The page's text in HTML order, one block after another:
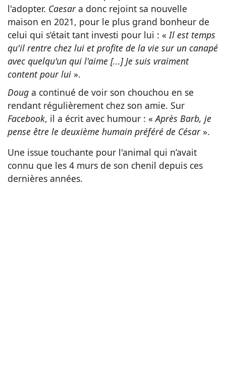
l'adopter. Caesara donc rejoint sa nouvelle
maison en 2021, pour le plus grand bonheur de
celui qui s’était tant investi pour lui : « Il est temps
qu'il rentre chez lui et profite de la vie sur un canapé
avec quelqu'un qui l'aime [...] Je suis vraiment
content pour lui ».
Doug a continué de voir son chouchou en se
rendant régulièrement chez son amie. Sur
Facebook, il a écrit avec humour : «Après Barb, je
pense être le deuxième humain préféré de César».
Une issue touchante pour l'animal qui n’avait
connu que les 4 murs de son chenil depuis ces
dernières années.